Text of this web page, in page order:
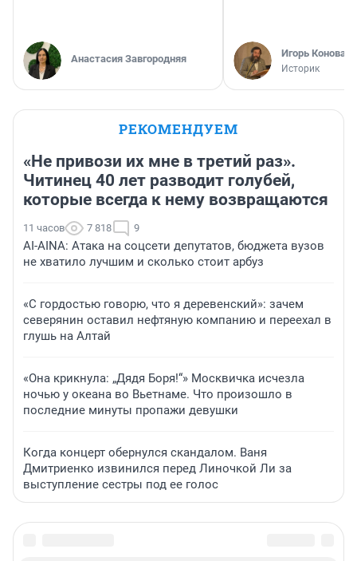
Анастасия Завгородняя Игорь
Историк
РЕКОМЕНДУЕМ
«Не привози их мне в третий раз».
Читинец 40 лет разводит голубей,
которые всегда к нему возвращаются
11 часов 7 818 9
AI-AINA: Атака на соцсети депутатов, бюджета вузов
не хватило лучшим и сколько стоит арбуз
«С гордостью говорю, что я деревенский»: зачем
северянин оставил нефтяную компанию и переехал в
глушь на Алтай
«Она крикнула: „Дядя Боря!“» Москвичка исчезла
ночью у океана во Вьетнаме. Что произошло в
последние минуты пропажи девушки
Когда концерт обернулся скандалом. Ваня
Дмитриенко извинился перед Линочкой Ли за
выступление сестры под ее голос